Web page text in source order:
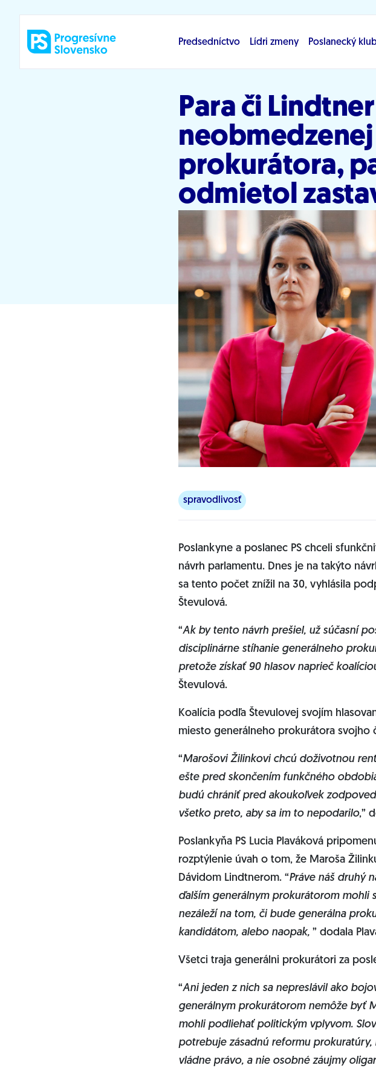
Predsedníctvo Lídri zmeny Poslanecký
Para či
prokurátora,
odmietol
spravodlivosť
Poslankyne a poslanec PS chceli
návrh parlamentu. Dnes je na takýto
sa tento počet znížil na 30, vyhlásila
Števulová.
“Ak by tento návrh prešiel, už súčasní
disciplinárne stíhanie generálneho
pretože získať 90 hlasov naprieč
Števulová.
Koalícia podľa Števulovej svojím
miesto generálneho prokurátora svojho
“Marošovi Žilinkovi chcú doživotnou
ešte pred skončením funkčného
budú chrániť pred akoukoľvek
všetko preto, aby sa im to nepodarilo,”
Poslankyňa PS Lucia Plaváková
rozptýlenie úvah o tom, že Maroša
Dávidom Lindtnerom. “Práve náš druhý
ďalším generálnym prokurátorom mohli
nezáleží na tom, či bude generálna
kandidátom, alebo naopak, ” dodala
Všetci traja generálni prokurátori za
“Ani jeden z nich sa nepreslávil ako
generálnym prokurátorom nemôže byť
mohli podliehať politickým vplyvom.
potrebuje zásadnú reformu
vládne právo, a nie osobné záujmy